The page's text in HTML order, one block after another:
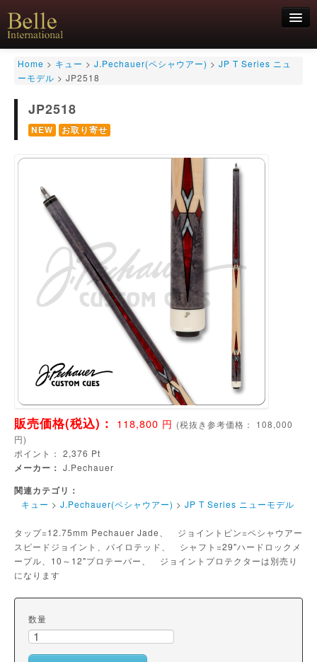
新規会員登録
ログイン
HOME
キュー
シャフト
アクセサリー
特価商品
Home > キュー > J.Pechauer(ペシャウアー) > JP T Series ニュ
ーモデル > JP2518
JP2518
NEW お取り寄せ
販売価格(税込)： 118,800 円 (税抜き参考価格：
108,000
円)
ポイント： 2,376 Pt
メーカー： J.Pechauer
関連カテゴリ：
キュー > J.Pechauer(ペシャウアー) > JP T Series ニューモデル
タップ=12.75mm Pechauer Jade、 ジョイントピン=ペシャウアー
スピードジョイント、パイロテッド、 シャフト=29"ハードロックメ
ープル、10～12"プロテーパー、 ジョイントプロテクターは別売り
になります
数量